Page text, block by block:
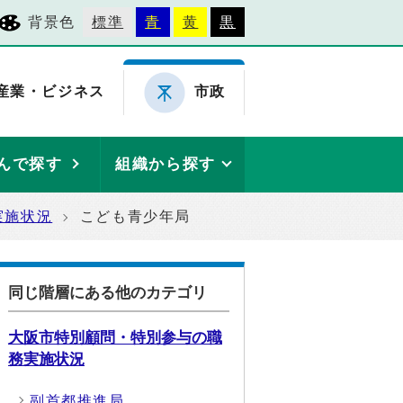
背景色 標準 青 黄 黒
業・ビジネス 市政
で探す 組織から探す
状況 こども青少年局
同じ階層にある他のカテゴリ
大阪市特別顧問・特別参与の職
務実施状況